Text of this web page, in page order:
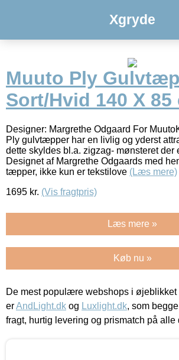
Xgryde
Muuto Ply
Sort/Hvid 140 X 85
Designer: Margrethe Odgaard For
Ply gulvtæpper har en livlig og yderst
dette skyldes bl.a. zigzag- mønsteret der
Designet af Margrethe Odgaards med
tæpper, ikke kun er tekstilove (Læs mere)
1695 kr. (Vis fragtpris)
Læs mere »
Køb nu »
De mest populære webshops i øjeblikket
erAndLight.dk og Luxlight.dk, som
fragt, hurtig levering og prismatch på alle